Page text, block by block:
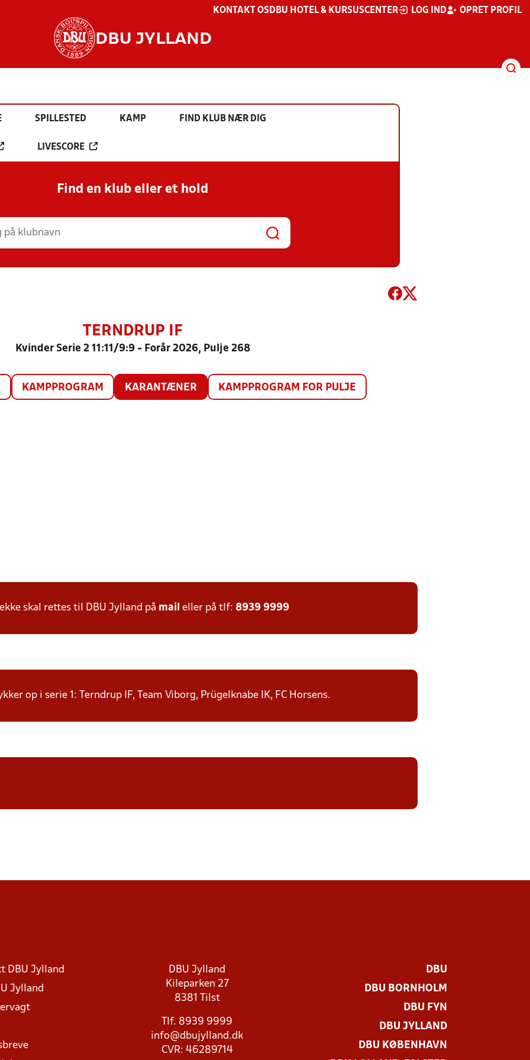
KONTAKT OS DBU HOTEL & KURSUSCENTER LOG IND OPRET PROFIL
DBU JYLLAND
SPILLESTED KAMP FIND KLUB NÆR DIG
LIVESCORE
Find en klub eller et hold
TERNDRUP IF
Kvinder Serie 2 11:11/9:9 - Forår 2026, Pulje 268
KAMPPROGRAM KARANTÆNER KAMPPROGRAM FOR PULJE
skal rettes til DBU Jylland på mail eller på tlf: 8939 9999
op i serie 1: Terndrup IF, Team Viborg, Prügelknabe IK, FC Horsens.
DBU Jylland
Jylland
DBU Jylland
Kileparken 27
8381 Tilst
Tlf. 8939 9999
info@dbujylland.dk
CVR: 46289714
DBU
DBU BORNHOLM
DBU FYN
DBU JYLLAND
DBU KØBENHAVN